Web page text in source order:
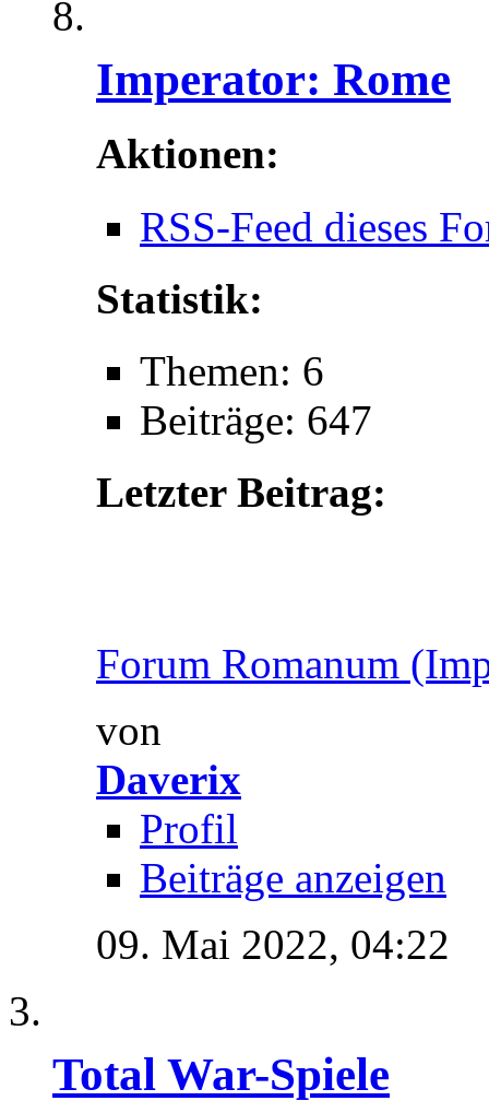
Imperator: Rome
Aktionen:
RSS-Feed dieses
Statistik:
Themen: 6
Beiträge: 647
Letzter Beitrag:
Forum Romanum
von
Daverix
Profil
Beiträge anzeigen
09. Mai 2022, 04:22
Total War-Spiele